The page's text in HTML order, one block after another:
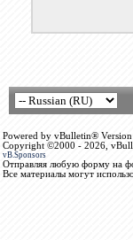
Powered by vBulletin®
Copyright ©2000 - 2026,
vB.Sponsors
Отправляя любую форму на
Все материалы могут